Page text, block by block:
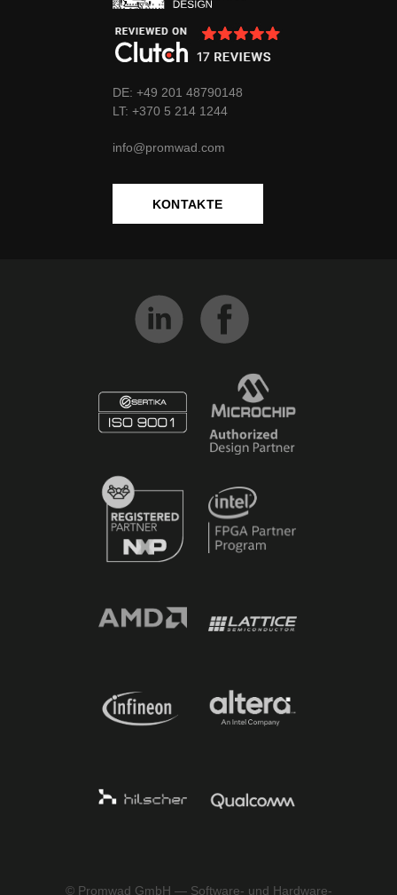
DE: +49 201 48790148
LT: +3705 214 1244
info@promwad.com
KONTAKTE
© Promwad GmbH — Software- und Hardware-